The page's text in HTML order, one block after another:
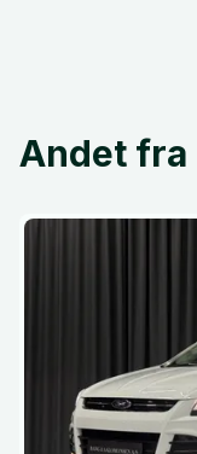
Andet fra